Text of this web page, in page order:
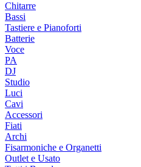
Chitarre
Bassi
Tastiere e Pianoforti
Batterie
Voce
PA
DJ
Studio
Luci
Cavi
Accessori
Fiati
Archi
Fisarmoniche e Organetti
Outlet e Usato